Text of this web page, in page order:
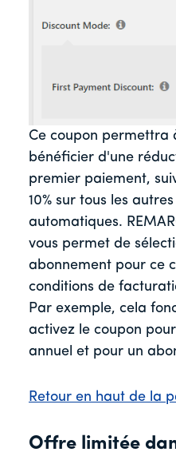
Ce coupon permettra
bénéficier d'une
premier paiement,
10% sur tous les
automatiques.
vous permet de
abonnement pour ce
conditions de
Par exemple, cela
activez le coupon
annuel et pour un
Retour en haut de la
Offre limitée